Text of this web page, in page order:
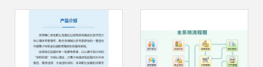
牵动行业变局